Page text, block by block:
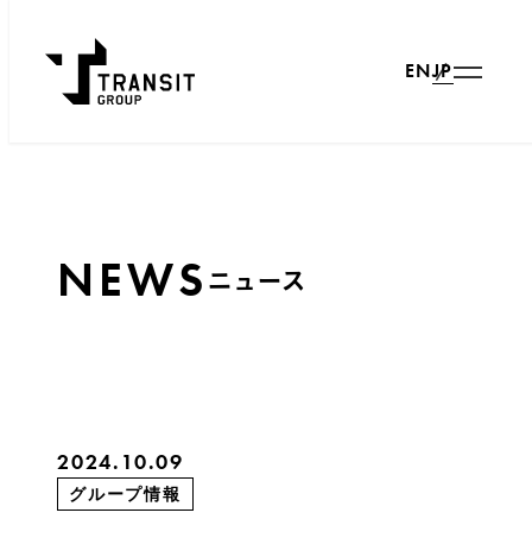
ENJP
NEWS ニュース
2024.10.09
グループ情報